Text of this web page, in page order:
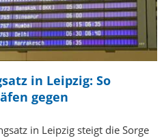
in Leipzig: So
gegen
in Leipzig steigt die Sorge